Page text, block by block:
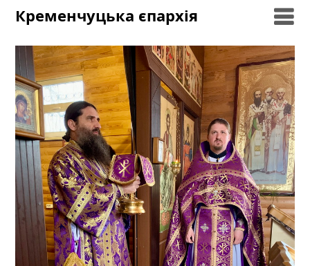
SkipКременчуцька єпархія